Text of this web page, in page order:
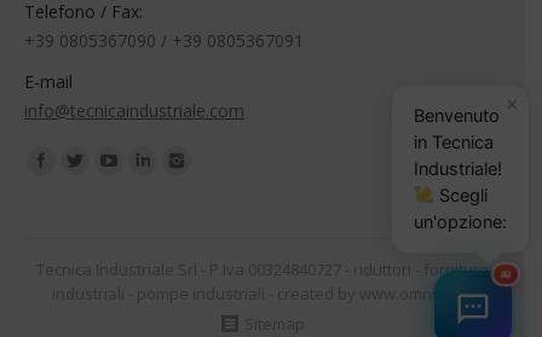
Telefono / Fax:
+39 0805367090 / +39 0805367091
E-mail
info@tecnicaindustriale.com
Find us on:
Tecnica Industriale Srl - P.Iva 00324840727 - riduttori
forniture
industriali
pompe industriali - created by www.omnilink.it
Sitemap
×
Benvenuto
in Tecnica
Industriale!
Scegli
un'opzione:
AI